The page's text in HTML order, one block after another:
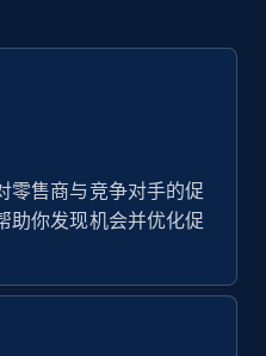
Reviews count, and
by using
Initial
Reviews count, and
零售商与竞争对手的促
助你发现机会并优化促